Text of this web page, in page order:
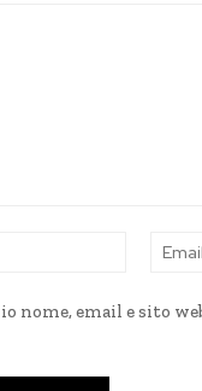
Nome:
nome, email e sito